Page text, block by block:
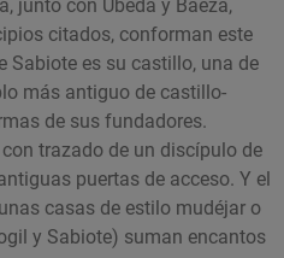
junto con Úbeda y Baeza,
citados, conforman este
Sabiote es su castillo, una de
más antiguo de castillo-
de sus fundadores.
trazado de un discípulo de
puertas de acceso. Y el
casas de estilo mudéjar o
y Sabiote) suman encantos